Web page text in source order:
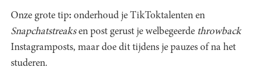
Onze grote tip: onderhoud je TikToktalenten en
Snapchatstreaksen post gerust je welbegeerde throwback
Instagramposts, maar doe dit tijdens je pauzes of na het
studeren.